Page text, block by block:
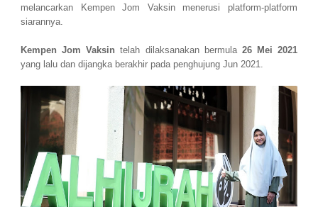
melancarkan Kempen Jom Vaksin menerusi platform-platform
siarannya.
Kempen Jom Vaksin telah dilaksanakan bermula 26 Mei 2021
yang lalu dan dijangka berakhir pada penghujung Jun 2021.